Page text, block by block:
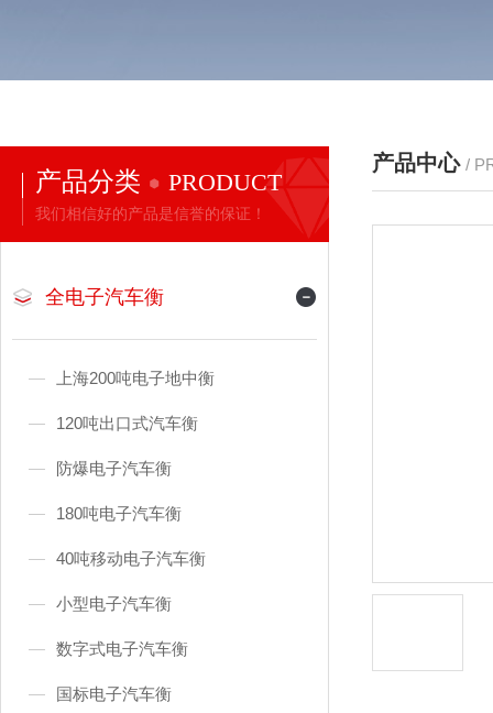
产品分类 PRODUCT
我们相信好的产品是信誉的保证！
全电子汽车衡
上海200吨电子地中衡
120吨出口式汽车衡
防爆电子汽车衡
180吨电子汽车衡
40吨移动电子汽车衡
小型电子汽车衡
数字式电子汽车衡
国标电子汽车衡
产品中心 /